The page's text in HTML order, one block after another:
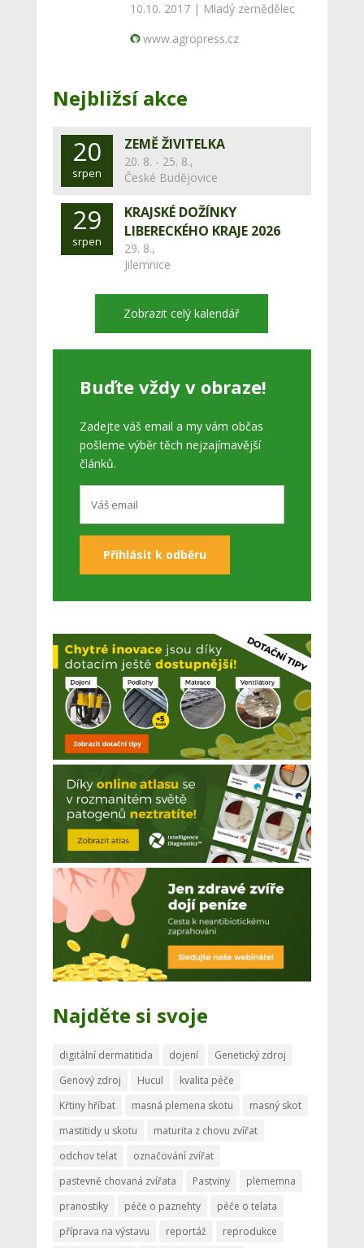
10.10. 2017 | Mladý zemědělec
www.agropress.cz
Nejbližsí akce
20
srpen
ZEMĚ ŽIVITELKA
20. 8. - 25. 8.,
České Budějovice
29
srpen
KRAJSKÉ DOŽÍNKY
LIBERECKÉHO KRAJE 2026
29. 8.,
Jilemnice
Zobrazit celý kalendář
Buďte vždy v obraze!
Zadejte váš email a my vám občas
pošleme výběr těch nejzajímavější
článků.
Najděte si svoje
digitální dermatitida dojení
Genetický zdroj
Genový zdroj
Hucul
kvalita péče
Křtiny hříbat
masná plemena skotu
masný skot
mastitidy u skotu
maturita z chovu zvířat
odchov telat
označování zvířat
pastevně chovaná zvířata
Pastviny
plememna
pranostiky
péče o paznehty
péče o telata
příprava na výstavu
reportáž reprodukce